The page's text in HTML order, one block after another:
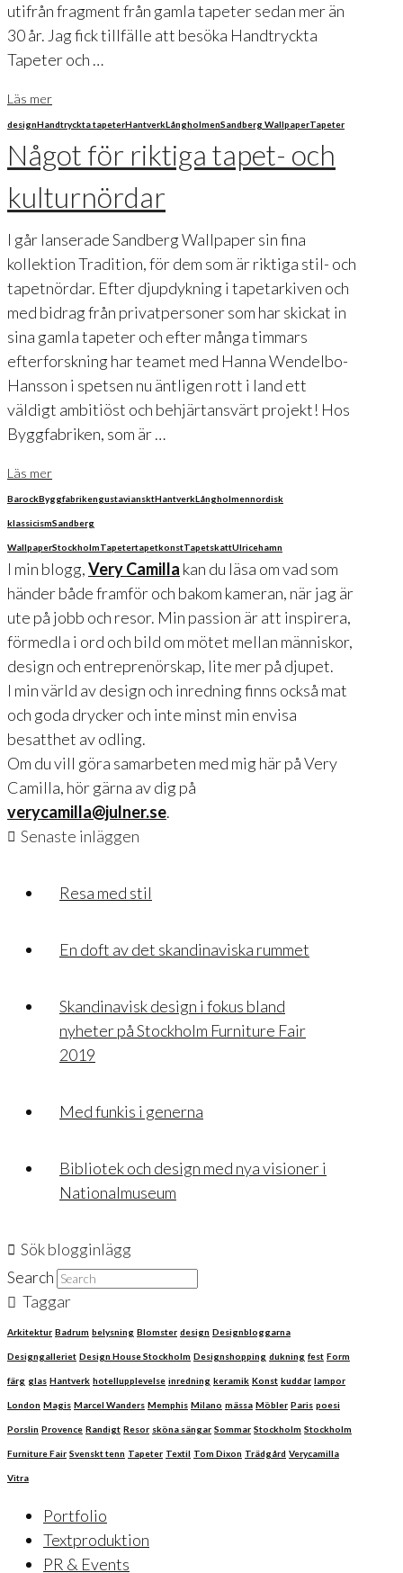
utifrån fragment från gamla tapeter sedan mer än
30 år. Jag fick tillfälle att besöka Handtryckta
Tapeter och …
Läs mer
designHandtryckta tapeterHantverkLångholmenSandberg WallpaperTapeter
Något för riktiga tapet- och
kulturnördar
I går lanserade Sandberg Wallpaper sin fina
kollektion Tradition, för dem som är riktiga stil- och
tapetnördar. Efter djupdykning i tapetarkiven och
med bidrag från privatpersoner som har skickat in
sina gamla tapeter och efter många timmars
efterforskning har teamet med Hanna Wendelbo-
Hansson i spetsen nu äntligen rott i land ett
väldigt ambitiöst och behjärtansvärt projekt! Hos
Byggfabriken, som är …
Läs mer
BarockByggfabrikengustaviansktHantverkLångholmennordisk
klassicismSandberg
WallpaperStockholmTapetertapetkonstTapetskattUlricehamn
I min blogg,Very Camilla kan du läsa om vad som
händer både framför och bakom kameran, när jag är
ute på jobb och resor. Min passion är att inspirera,
förmedla i ord och bild om mötet mellan människor,
design och entreprenörskap, lite mer på djupet.
I min värld av design och inredning finns också mat
och goda drycker och inte minst min envisa
besatthet av odling.
Om du vill göra samarbeten med mig här på Very
Camilla, hör gärna av dig på
verycamilla@julner.se.
Senaste inläggen
Resa med stil
En doft av det skandinaviska rummet
Skandinavisk design i fokus bland
nyheter på Stockholm Furniture Fair
2019
Med funkis i generna
Bibliotek och design med nya visioner i
Nationalmuseum
Sök blogginlägg
Search
Taggar
Arkitektur Badrum belysning Blomster design Designbloggarna
Designgalleriet Design House Stockholm Designshopping dukning fest Form
färg glas Hantverk hotellupplevelse inredning keramik Konst kuddar lampor
London Magis Marcel Wanders Memphis Milano mässa Möbler Paris poesi
Porslin Provence Randigt Resor sköna sängar Sommar Stockholm Stockholm
Furniture Fair Svenskt tenn Tapeter Textil Tom Dixon Trädgård Verycamilla
Vitra
Portfolio
Textproduktion
PR & Events